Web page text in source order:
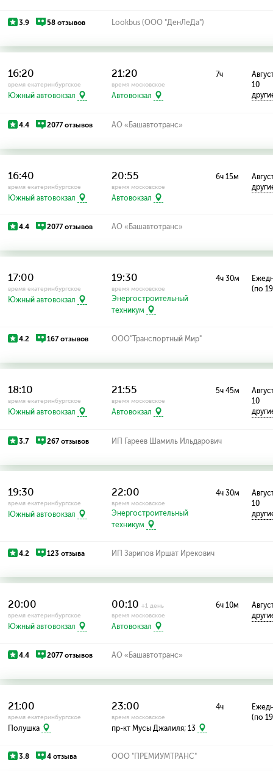
3.9 58 отзывов Lookbus (ООО "ДенЛеДа")
16:20
время екатеринбургское
Южный автовокзал
21:20
время московское
Автовокзал
7ч
10
4.4 2077 отзывов АО «Башавтотранс»
16:40
время екатеринбургское
Южный автовокзал
20:55
время московское
Автовокзал
6ч 15м
4.4 2077 отзывов АО «Башавтотранс»
17:00
время екатеринбургское
Южный автовокзал
19:30
время московское
Энергостроительный
техникум
4ч 30м
(по
4.2 167 отзывов ООО"Транспортный Мир"
18:10
время екатеринбургское
Южный автовокзал
21:55
время московское
Автовокзал
5ч 45м
10
3.7 267 отзывов ИП Гареев Шамиль Ильдарович
19:30
время екатеринбургское
Южный автовокзал
22:00
время московское
Энергостроительный
техникум
4ч 30м
10
4.2 123 отзыва ИП Зарипов Иршат Ирекович
20:00
время екатеринбургское
Южный автовокзал
00:10+1 день
время московское
Автовокзал
6ч 10м
4.4 2077 отзывов АО «Башавтотранс»
21:00
время екатеринбургское
Полушка
23:00
время московское
пр-кт Мусы Джалиля; 13
4ч
(по
3.8 4 отзыва ООО "ПРЕМИУМТРАНС"